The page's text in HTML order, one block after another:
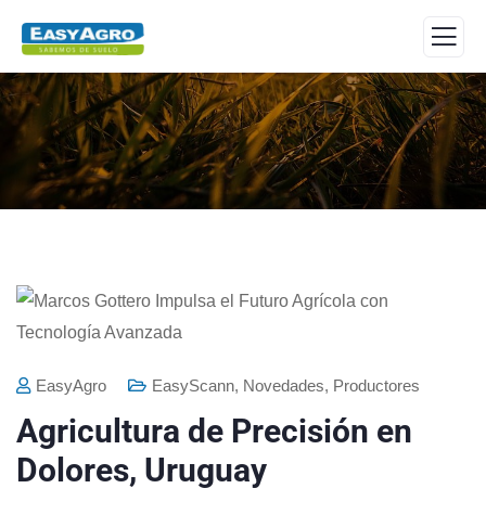
EasyAgro EasyScann, Novedades, Productores
Agricultura de Precisión en
Dolores, Uruguay